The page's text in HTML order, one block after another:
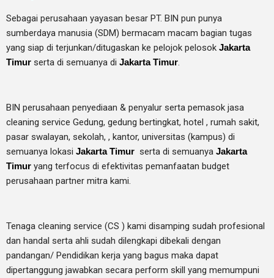
Sebagai perusahaan yayasan besar PT. BIN pun punya
sumberdaya manusia (SDM) bermacam macam bagian tugas
yang siap di terjunkan/ditugaskan ke pelojok pelosok Jakarta
Timur serta di semuanya di Jakarta Timur.
BIN perusahaan penyediaan & penyalur serta pemasok jasa
cleaning service Gedung, gedung bertingkat, hotel , rumah sakit,
pasar swalayan, sekolah, , kantor, universitas (kampus) di
semuanya lokasi Jakarta Timur serta di semuanya Jakarta
Timur yang terfocus di efektivitas pemanfaatan budget
perusahaan partner mitra kami.
Tenaga cleaning service (CS ) kami disamping sudah profesional
dan handal serta ahli sudah dilengkapi dibekali dengan
pandangan/ Pendidikan kerja yang bagus maka dapat
dipertanggung jawabkan secara perform skill yang memumpuni